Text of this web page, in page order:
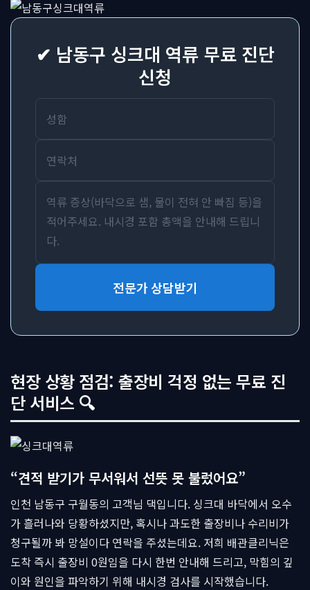
✔ 남동구 싱크대 역류 무료 진단
신청
전문가 상담받기
현장 상황 점검: 출장비 걱정 없는 무료 진
단 서비스 🔍
“견적 받기가 무서워서 선뜻 못 불렀어요”
인천 남동구 구월동의 고객님 댁입니다. 싱크대 바닥에서 오수
가 흘러나와 당황하셨지만, 혹시나 과도한 출장비나 수리비가
청구될까 봐 망설이다 연락을 주셨는데요. 저희 배관클리닉은
도착 즉시 출장비 0원임을 다시 한번 안내해 드리고, 막힘의 깊
이와 원인을 파악하기 위해 내시경 검사를 시작했습니다.